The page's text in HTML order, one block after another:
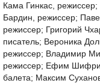
Кама Гинкас,
Бардин, режиссер;
режиссер; Григорий
писатель; Вероника
режиссер; Владимир
режиссер; Ефим
балета; Максим